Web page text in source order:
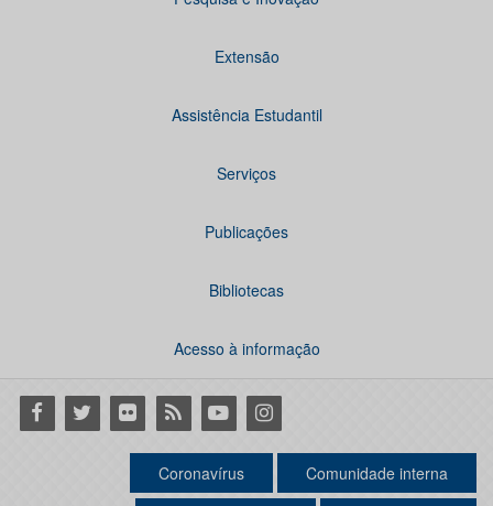
Extensão
Assistência Estudantil
Serviços
Publicações
Bibliotecas
Acesso à informação
Facebook
Twitter Flickr RSS YoutubeInstagram
Coronavírus Comunidade interna